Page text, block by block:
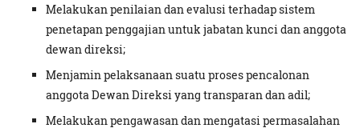
Melakukan penilaian dan evalusi terhadap sistem
penetapan penggajian untuk jabatan kunci dan anggota
dewan direksi;
Menjamin pelaksanaan suatu proses pencalonan
anggota Dewan Direksi yang transparan dan adil;
Melakukan pengawasan dan mengatasi permasalahan